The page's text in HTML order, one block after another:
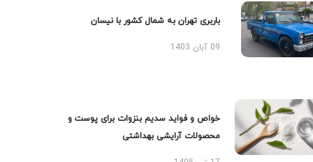
باربری تهران به شمال کشور با نیسان
09 آبان 1403
خواص و فواید سدیم بنزوات برای پوست و
محصولات آرایشی بهداشتی